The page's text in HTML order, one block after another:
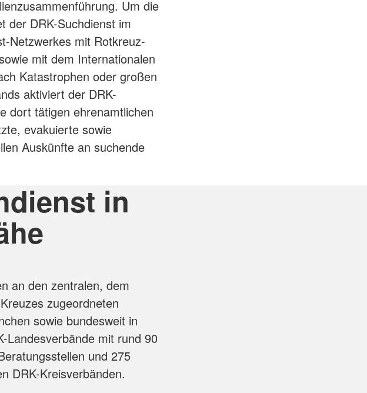
Um die
der DRK-Suchdienst im
Netzwerkes mit Rotkreuz-
mit dem Internationalen
Katastrophen oder großen
aktiviert der DRK-
dort tätigen ehrenamtlichen
evakuierte sowie
Auskünfte an suchende
in
an den zentralen, dem
zugeordneten
sowie bundesweit in
Landesverbände mit rund 90
und 275
DRK-Kreisverbänden.